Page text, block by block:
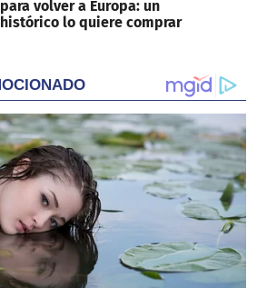
para volver a Europa: un
histórico lo quiere comprar